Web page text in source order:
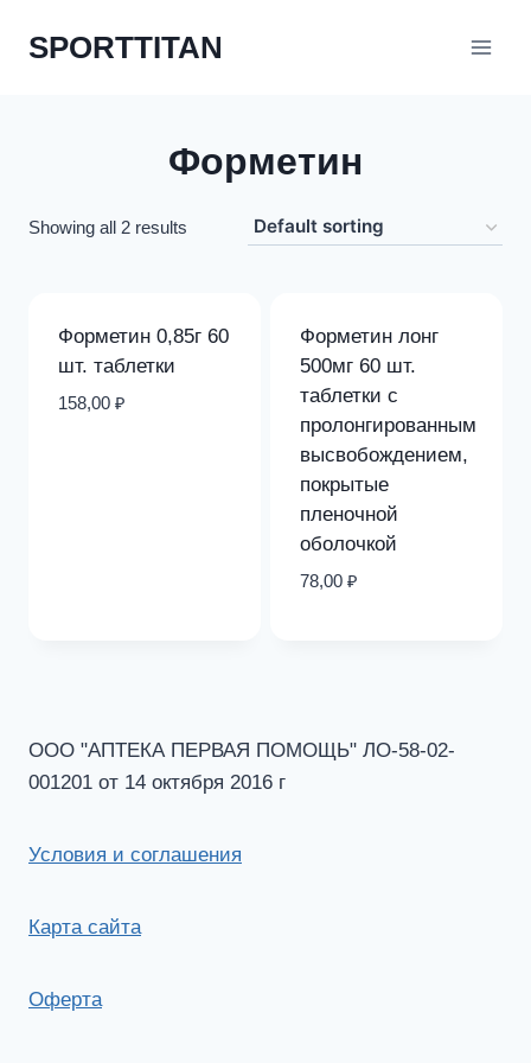
SPORTTITAN
Форметин
Showing all 2 results
Форметин 0,85г 60
шт. таблетки
158,00 ₽
Форметин лонг
500мг 60 шт.
таблетки с
пролонгированным
высвобождением,
покрытые
пленочной
оболочкой
78,00 ₽
ООО "АПТЕКА ПЕРВАЯ ПОМОЩЬ" ЛО-58-02-
001201 от 14 октября 2016 г
Условия и соглашения
Карта сайта
Оферта